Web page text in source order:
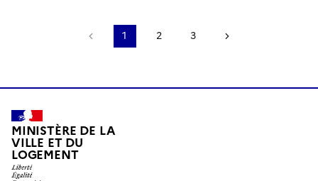
Page précédente
1 2 3
MINISTÈRE DE LA
VILLE ET DU
LOGEMENT